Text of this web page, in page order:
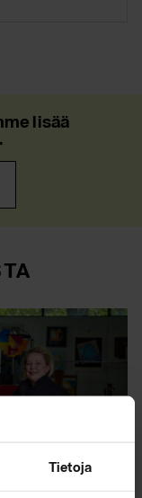
Tietoja
lisää